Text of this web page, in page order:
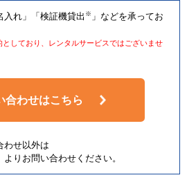
入れ」「検証機貸出 ※ 」などを承ってお
しており、レンタルサービスではございませ
合わせはこちら
わせ以外は
よりお問い合わせください。